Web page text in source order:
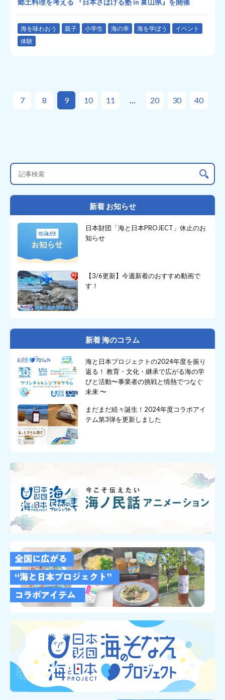
郷土料理を考える 『日本さばける塾 in 富山県』を開催
海を味わおう 親子 小学生 海の幸 海を学ぼう
イベント
体験
7 8 9 10 11 20 30 40
新着 お知らせ
日本財団「海と日本PROJECT」休止のお
知らせ
【3/6更新】今週新着のおすすめ動画で
す！
新着 海のコラム
海と日本プロジェクトの2024年度を振り
返る！ 教育・文化・継承で広がる海の学
びと活動〜事業者の挑戦と情熱でつなぐ
未来 〜
まだまだ続々誕生！2024年度コラボアイ
テム第3弾を更新しました